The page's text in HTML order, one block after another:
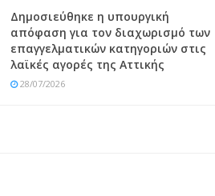
Δημοσιεύθηκε η υπουργική
απόφαση για τον διαχωρισμό των
επαγγελματικών κατηγοριών στις
λαϊκές αγορές της Αττικής
28/07/2026